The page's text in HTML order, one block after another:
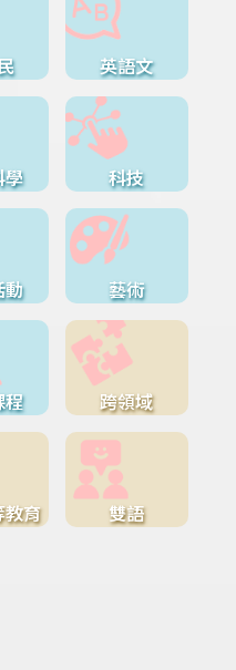
英語文
學 科技
動 藝術
程 跨領域
教育 雙語